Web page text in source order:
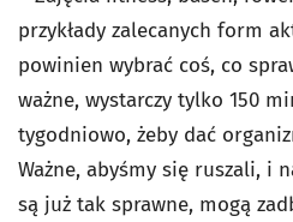
przykłady zalecanych form
powinien wybrać coś, co
ważne, wystarczy tylko 150
tygodniowo, żeby dać
Ważne, abyśmy się ruszali, i
są już tak sprawne, mogą